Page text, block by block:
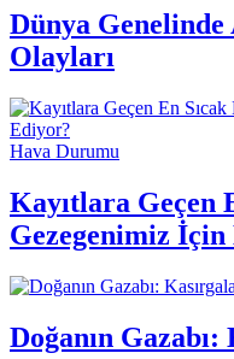
Dünya
Olayları
Hava Durumu
Kayıtlara Geçen
Gezegenimiz
Doğanın